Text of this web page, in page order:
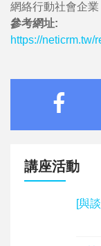
網絡行動社會企
參考網址:
https://neticrm.tw/
講座活動
[與